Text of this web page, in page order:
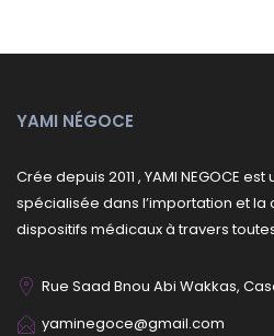
YAMI NÉGOCE
Crée depuis 2011 , YAMI NEGOCE
spécialisée dans l’importation et
dispositifs médicaux à travers
Rue Saad Bnou Abi Wakkas,
yaminegoce@gmail.com